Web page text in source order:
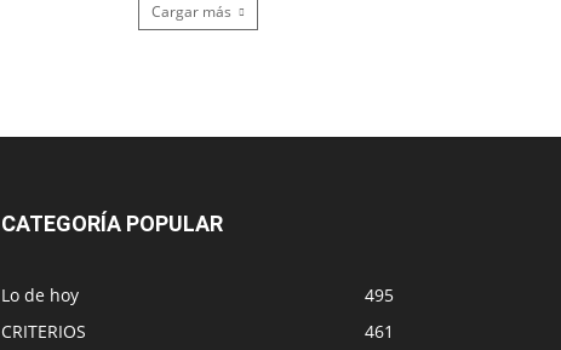
Cargar más
CATEGORÍA POPULAR
Lo de hoy
495
CRITERIOS
461